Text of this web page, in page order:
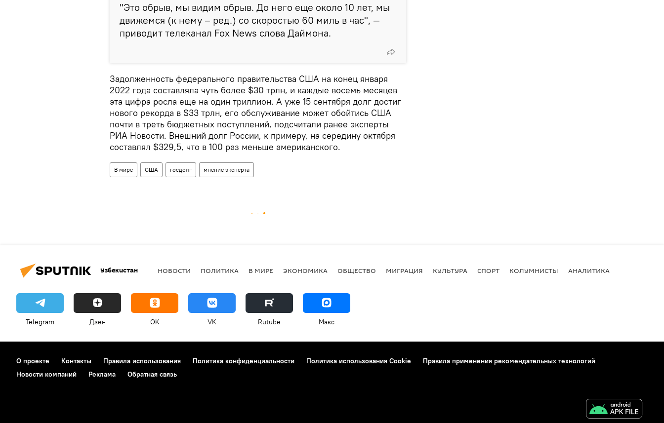
"Это обрыв, мы видим обрыв. До него еще около 10 лет, мы
движемся (к нему – ред.) со скоростью 60 миль в час", —
приводит телеканал Fox News слова Даймона.
Задолженность федерального правительства США на конец января
2022 года составляла чуть более $30 трлн, и каждые восемь месяцев
эта цифра росла еще на один триллион. А уже 15 сентября долг достиг
нового рекорда в $33 трлн, его обслуживание может обойтись США
почти в треть бюджетных поступлений, подсчитали ранее эксперты
РИА Новости. Внешний долг России, к примеру, на середину октября
составлял $329,5, что в 100 раз меньше американского.
В мире США госдолг мнение эксперта
Узбекистан НОВОСТИ ПОЛИТИКА В МИРЕ ЭКОНОМИКА ОБЩЕСТВО МИГРАЦИЯ КУЛЬТУРА СПОРТ КОЛУМНИСТЫ АНАЛИТИКА
Telegram Дзен OK VK Rutube Макс
О проекте Контакты Правила использования Политика конфиденциальности Политика использования Cookie
Правила применения рекомендательных технологий
Новости компаний
Реклама Обратная связь